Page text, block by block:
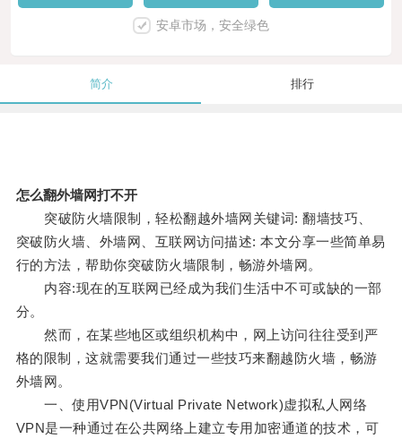
安卓市场，安全绿色
简介 排行
怎么翻外墙网打不开
突破防火墙限制，轻松翻越外墙网关键词: 翻墙技巧、
突破防火墙、外墙网、互联网访问描述: 本文分享一些简单易
行的方法，帮助你突破防火墙限制，畅游外墙网。
内容:现在的互联网已经成为我们生活中不可或缺的一部
分。
然而，在某些地区或组织机构中，网上访问往往受到严
格的限制，这就需要我们通过一些技巧来翻越防火墙，畅游
外墙网。
一、使用VPN(Virtual Private Network)虚拟私人网络
VPN是一种通过在公共网络上建立专用加密通道的技术，可